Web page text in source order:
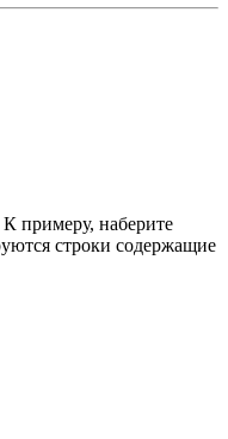
примеру, наберите
строки содержащие